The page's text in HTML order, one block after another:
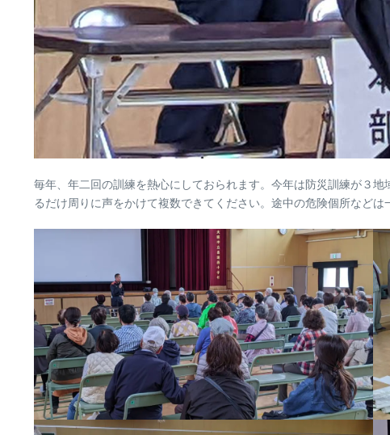
毎年、年二回の訓練を熱心にしておられます。今年は防災訓練が３
るだけ周りに声をかけて複数できてください。途中の危険個所など